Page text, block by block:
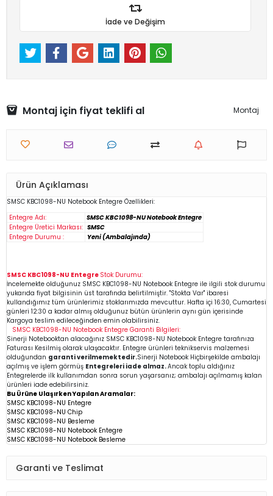
İade ve Değişim
Montaj için fiyat teklifi al Montaj
Ürün Açıklaması
SMSC KBC1098-NU Notebook Entegre Özellikleri:
Entegre Adı:
SMSC KBC1098-NU Notebook Entegre
Entegre Üretici Markası: SMSC
Entegre Durumu :
Yeni (Ambalajında)
SMSC KBC1098-NU Entegre Stok Durumu:
İncelemekte olduğunuz SMSC KBC1098-NU Notebook Entegre ile ilgili stok durumu
yukarıda fiyat bilgisinin üst tarafında belirtilmiştir. "Stokta Var" ibaresi
kullandığımız tüm ürünlerimiz stoklarımızda mevcuttur. Hafta içi 16:30, Cumartesi
günleri 12:30 a kadar almış olduğunuz bütün ürünlerin aynı gün içerisinde
Kargoya teslim edileceğinden emin olabilirsiniz.
SMSC KBC1098-NU Notebook Entegre Garanti Bilgileri:
Sinerji Notebooktan alacağınız SMSC KBC1098-NU Notebook Entegre tarafınıza
Faturası Kesilmiş olarak ulaşacaktır. Entegre ürünleri teknikservis malzemesi
olduğundan garanti verilmemektedir.Sinerji Notebook Hiçbirşekilde ambalajı
açılmış ve işlem görmüş Entegreleri iade almaz.Ancak toplu aldığınız
Entegrelerde ilk kullanımdan sonra sorun yaşarsanız; ambalajı açılmamış kalan
ürünleri iade edebilirsiniz.
Bu Ürüne Ulaşırken Yapılan Aramalar:
SMSC KBC1098-NU Entegre
SMSC KBC1098-NU Chip
SMSC KBC1098-NU Besleme
SMSC KBC1098-NU Notebook Entegre
SMSC KBC1098-NU Notebook Besleme
Garanti ve Teslimat